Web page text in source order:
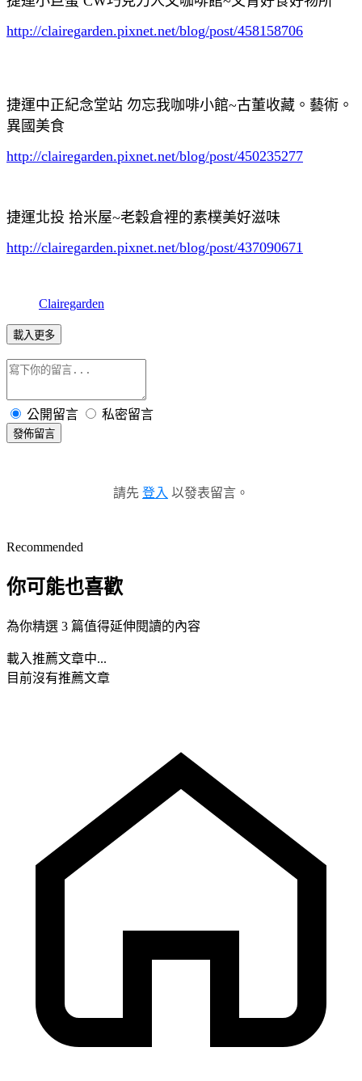
http://clairegarden.pixnet.net/blog/post/458158706
捷運中正紀念堂站 勿忘我咖啡小館~古董收藏。藝術。
異國美食
http://clairegarden.pixnet.net/blog/post/450235277
捷運北投 拾米屋~老穀倉裡的素樸美好滋味
http://clairegarden.pixnet.net/blog/post/437090671
Clairegarden
載入更多
公開留言 私密留言
發佈留言
請先 登入 以發表留言。
Recommended
你可能也喜歡
為你精選 3 篇值得延伸閱讀的內容
載入推薦文章中...
目前沒有推薦文章